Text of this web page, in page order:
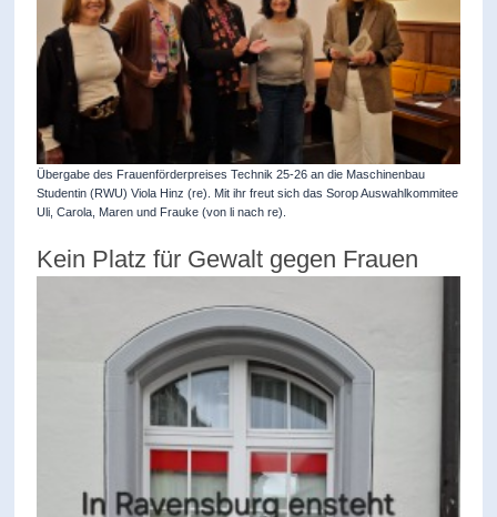
Übergabe des Frauenförderpreises Technik 25-26 an die Maschinenbau
Studentin (RWU) Viola Hinz (re). Mit ihr freut sich das Sorop Auswahlkommitee
Uli, Carola, Maren und Frauke (von li nach re).
Kein Platz für Gewalt gegen Frauen